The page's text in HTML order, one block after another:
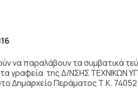
να παραλάβουν τα συμβατικά
γραφεία της Δ/ΝΣΗΣ ΤΕΧΝΙΚΩΝ
Περάματος Τ.Κ. 74052